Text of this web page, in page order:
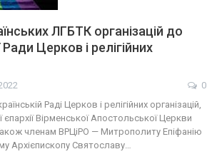
ЛГБТК організацій до
Церков і релігійних
0
Раді Церков і релігійних організацій,
єпархії Вірменської Апостольської Церкви
членам ВРЦіРО — Митрополиту Епіфанію
Архієпископу Святославу…